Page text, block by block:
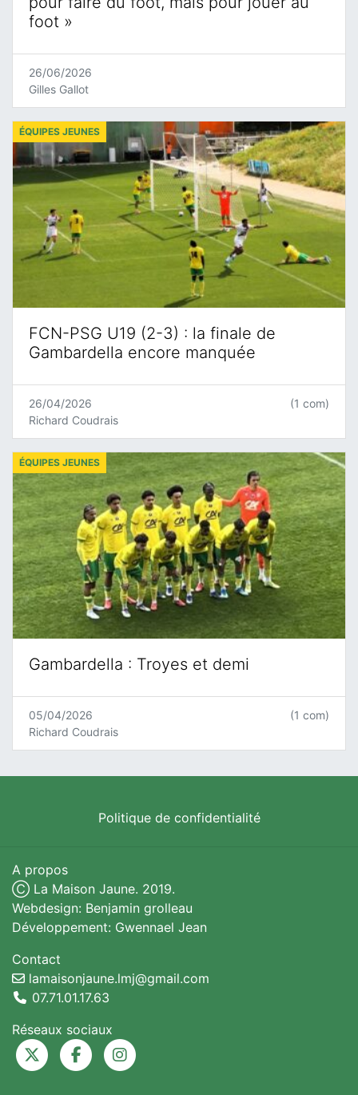
foot »
26/06/2026
Gilles Gallot
FCN-PSG U19 (2-3) : la finale de
Gambardella encore manquée
ÉQUIPES JEUNES
26/04/2026
Richard Coudrais
(1 com)
Gambardella : Troyes et demi
ÉQUIPES JEUNES
05/04/2026
Richard Coudrais
(1 com)
Politique de confidentialité
A propos
Ⓒ La Maison Jaune. 2019.
Webdesign: Benjamin grolleau
Développement: Gwennael Jean
Contact
lamaisonjaune.lmj@gmail.com
07.71.01.17.63
Réseaux sociaux